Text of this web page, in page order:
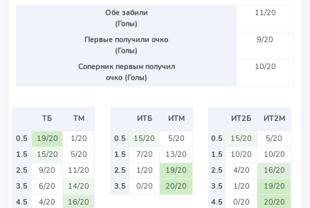
Обе забили
(Голы)
11/20
Первые получили очко
(Голы)
9/20
Соперник первым получил
очко (Голы)
10/20
ТБ
ТМ
0.5
19/20
1/20
1.5
15/20
5/20
2.5
9/20
11/20
3.5
6/20
14/20
4.5
4/20
16/20
ИТБ
ИТМ
0.5
15/20
5/20
1.5
7/20
13/20
2.5
1/20
19/20
3.5
0/20 20/20
ИТ2Б
ИТ2М
0.5
15/20
5/20
1.5
10/20
10/20
2.5
4/20
16/20
3.5
1/20
19/20
4.5
0/20 20/20